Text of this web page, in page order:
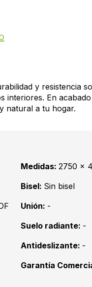
y resistencia
interiores. En
natural a tu hogar.
Medidas: 2750 x
Bisel: Sin bisel
Unión: -
Suelo radiante: -
Antideslizante: -
Garantía